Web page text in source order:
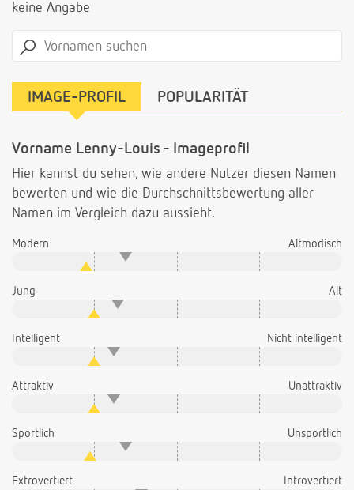
keine Angabe
IMAGE-PROFIL POPULARITÄT
Vorname Lenny-Louis - Imageprofil
Hier kannst du sehen, wie andere Nutzer diesen Namen
bewerten und wie die Durchschnittsbewertung aller
Namen im Vergleich dazu aussieht.
Modern Altmodisch
Jung Alt
Intelligent Nicht intelligent
Attraktiv Unattraktiv
Sportlich Unsportlich
Extrovertiert Introvertiert